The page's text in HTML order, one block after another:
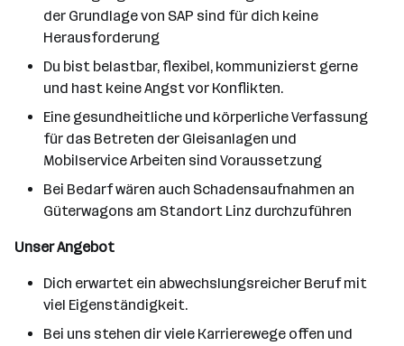
der Grundlage von SAP sind für dich keine
Herausforderung
Du bist belastbar, flexibel, kommunizierst gerne
und hast keine Angst vor Konflikten.
Eine gesundheitliche und körperliche Verfassung
für das Betreten der Gleisanlagen und
Mobilservice Arbeiten sind Voraussetzung
Bei Bedarf wären auch Schadensaufnahmen an
Güterwagons am Standort Linz durchzuführen
Unser Angebot
Dich erwartet ein abwechslungsreicher Beruf mit
viel Eigenständigkeit.
Bei uns stehen dir viele Karrierewege offen und